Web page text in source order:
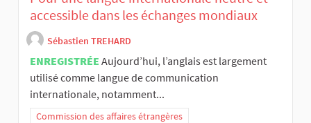
accessible dans les échanges mondiaux
Sébastien TREHARD
ENREGISTRÉE Aujourd’hui, l’anglais est largement
utilisé comme langue de communication
internationale, notamment...
Commission des affaires étrangères